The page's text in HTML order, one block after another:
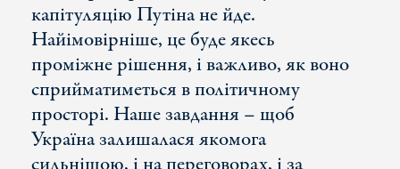
капітуляцію Путіна не йде.
Найімовірніше, це буде якесь
проміжне рішення, і важливо, як воно
сприйматиметься в політичному
просторі. Наше завдання – щоб
Україна залишалася якомога